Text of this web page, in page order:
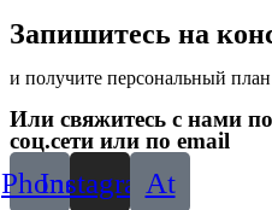
Запишитесь на
и получите персональный
Или свяжитесь с нами
соц.сети или по email
PhoneInstagramAt